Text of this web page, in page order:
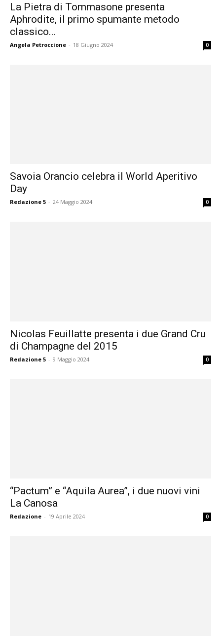
La Pietra di Tommasone presenta
Aphrodite, il primo spumante metodo
classico...
Angela Petroccione - 18 Giugno 2024 0
Savoia Orancio celebra il World Aperitivo
Day
Redazione 5 - 24 Maggio 2024 0
Nicolas Feuillatte presenta i due Grand Cru
di Champagne del 2015
Redazione 5 - 9 Maggio 2024 0
“Pactum” e “Aquila Aurea”, i due nuovi vini
La Canosa
Redazione - 19 Aprile 2024 0